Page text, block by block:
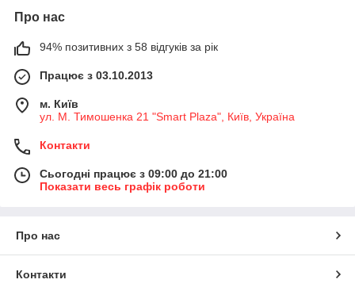
Про нас
94% позитивних з 58 відгуків за рік
Працює з 03.10.2013
м. Київ
ул. М. Тимошенка 21 "Smart Plaza", Київ, Україна
Контакти
Сьогодні працює з 09:00 до 21:00
Показати весь графік роботи
Про нас
Контакти